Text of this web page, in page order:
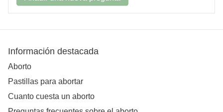
Información destacada
Aborto
Pastillas para abortar
Cuanto cuesta un aborto